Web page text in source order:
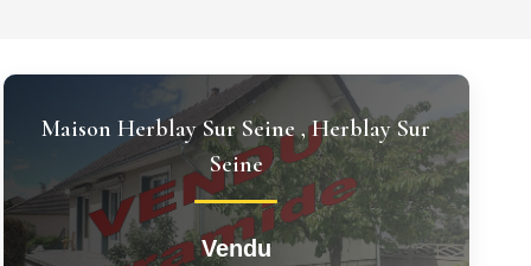
Maison Herblay Sur Seine,Herblay Sur
Seine
Vendu